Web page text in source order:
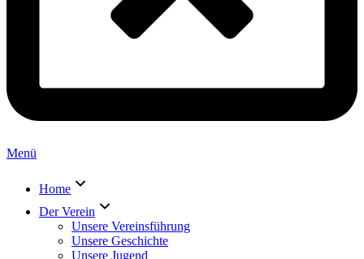
Menü
Home
Der Verein
Unsere Vereinsführung
Unsere Geschichte
Unsere Jugend